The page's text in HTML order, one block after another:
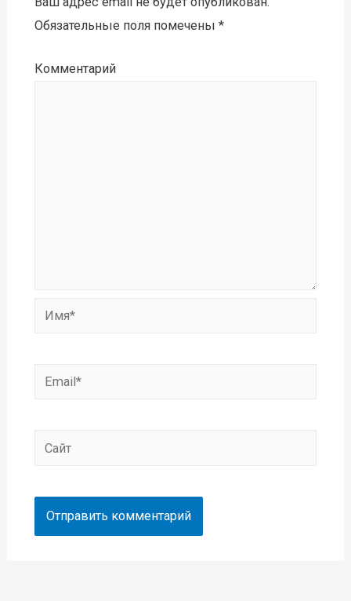
Обязательные поля помечены *
Комментарий
Имя*
Email*
Сайт